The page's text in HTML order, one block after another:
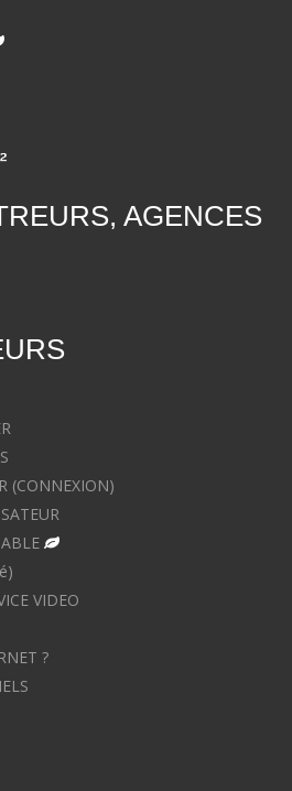
AGENCES
(CONNEXION)
VIDEO
?